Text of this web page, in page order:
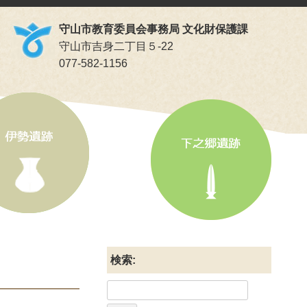
守山市教育委員会事務局 文化財保護課
守山市吉身二丁目５-22
077-582-1156
検索: